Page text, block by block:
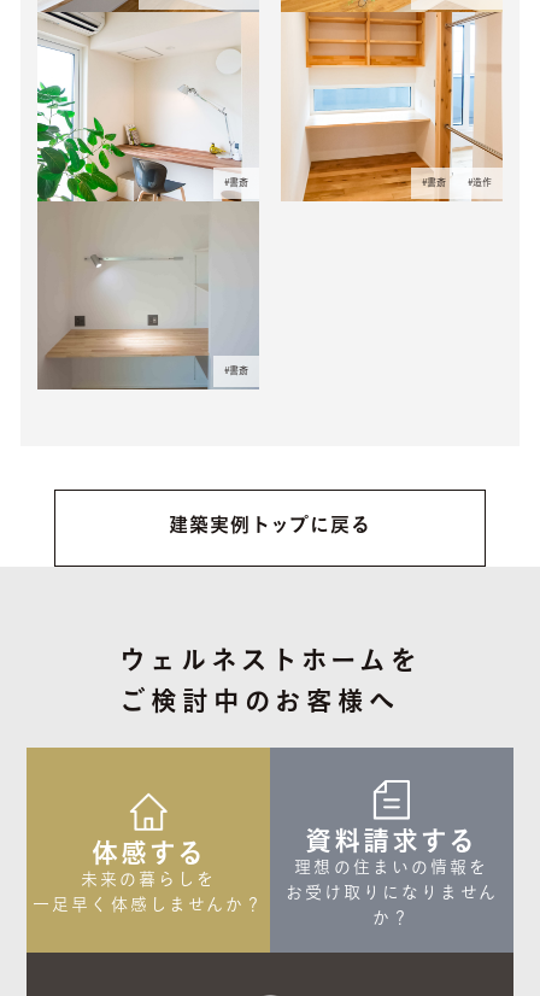
#書斎 #書斎 #造作
#書斎
建築実例トップに戻る
ウェルネストホームを
ご検討中のお客様へ
体感する
未来の暮らしを
一足早く体感しませんか？
資料請求する
理想の住まいの情報を
お受け取りになりません
か？